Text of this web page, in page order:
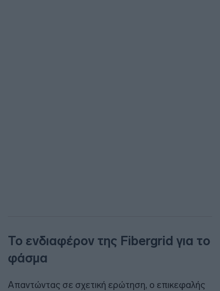
Το ενδιαφέρον της Fibergrid για το
φάσμα
Απαντώντας σε σχετική ερώτηση, ο επικεφαλής